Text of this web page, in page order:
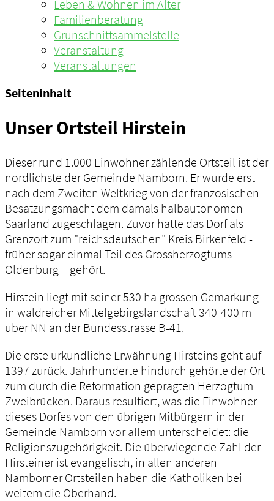
Leben & Wohnen im Alter
Familienberatung
Grünschnittsammelstelle
Veranstaltung
Veranstaltungen
Seiteninhalt
Unser Ortsteil Hirstein
Dieser rund 1.000 Einwohner zählende Ortsteil ist der
nördlichste der Gemeinde Namborn. Er wurde erst
nach dem Zweiten Weltkrieg von der französischen
Besatzungsmacht dem damals halbautonomen
Saarland zugeschlagen. Zuvor hatte das Dorf als
Grenzort zum "reichsdeutschen" Kreis Birkenfeld -
früher sogar einmal Teil des Grossherzogtums
Oldenburg - gehört.
Hirstein liegt mit seiner 530 ha grossen Gemarkung
in waldreicher Mittelgebirgslandschaft 340-400 m
über NN an der Bundesstrasse B-41.
Die erste urkundliche Erwähnung Hirsteins geht auf
1397 zurück. Jahrhunderte hindurch gehörte der Ort
zum durch die Reformation geprägten Herzogtum
Zweibrücken. Daraus resultiert, was die Einwohner
dieses Dorfes von den übrigen Mitbürgern in der
Gemeinde Namborn vor allem unterscheidet: die
Religionszugehörigkeit. Die überwiegende Zahl der
Hirsteiner ist evangelisch, in allen anderen
Namborner Ortsteilen haben die Katholiken bei
weitem die Oberhand.